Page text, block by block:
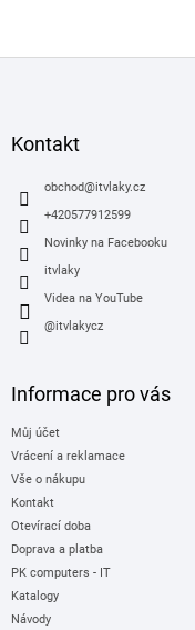
Kontakt
obchod@itvlaky.cz
+420577912599
Novinky na Facebooku
itvlaky
Videa na YouTube
@itvlakycz
Informace pro vás
Můj účet
Vrácení a reklamace
Vše o nákupu
Kontakt
Otevírací doba
Doprava a platba
PK computers - IT
Katalogy
Návody